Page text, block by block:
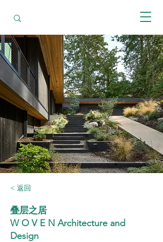
< 返回
叠层之居
W O V E N Architecture and
Design